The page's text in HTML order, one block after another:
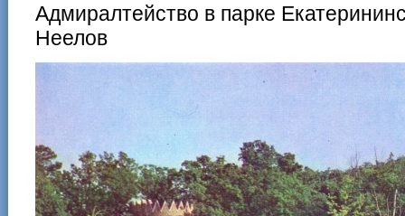
Адмиралтейство в парке
Неелов